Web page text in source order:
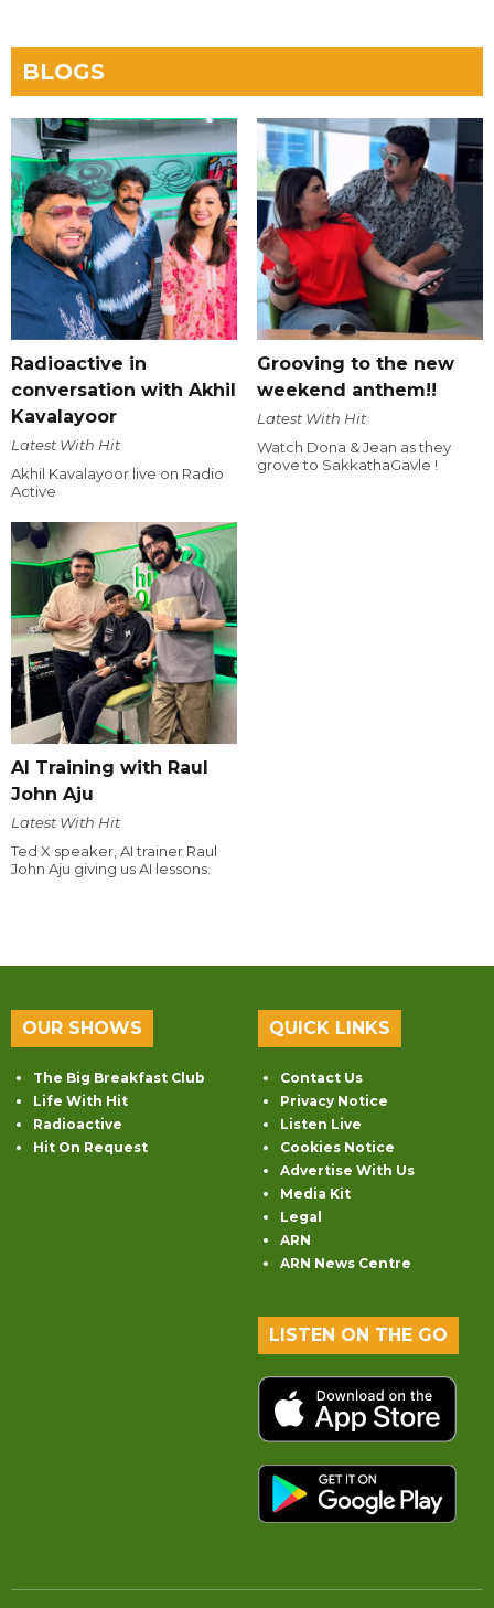
BLOGS
Radioactive in
conversation with Akhil
Kavalayoor
Latest With Hit
Akhil Kavalayoor live on Radio
Active
Grooving to the new
weekend anthem!!
Latest With Hit
Watch Dona & Jean as they
grove to SakkathaGavle !
AI Training with Raul
John Aju
Latest With Hit
Ted X speaker, AI trainer Raul
John Aju giving us AI lessons.
OUR SHOWS
The Big Breakfast Club
Life With Hit
Radioactive
Hit On Request
QUICK LINKS
Contact Us
Privacy Notice
Listen Live
Cookies Notice
Advertise With Us
Media Kit
Legal
ARN
ARN News Centre
LISTEN ON THE GO